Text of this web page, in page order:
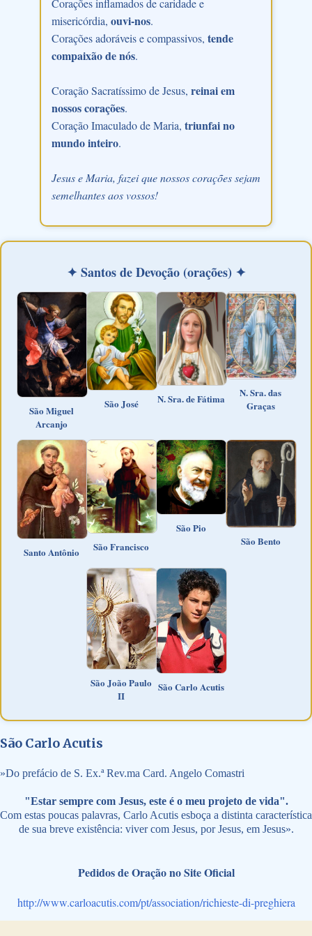
misericórdia, ouvi-nos.
Corações adoráveis e compassivos, tende
compaixão de nós.
Coração Sacratíssimo de Jesus, reinai em
nossos corações.
Coração Imaculado de Maria, triunfai no
mundo inteiro.
Jesus e Maria, fazei que nossos corações sejam
semelhantes aos vossos!
✦ Santos de Devoção (orações) ✦
São Miguel
Arcanjo
São José N. Sra. de Fátima
N. Sra. das
Graças
Santo Antônio São Francisco
São Pio
São Bento
São João Paulo
II
São Carlo Acutis
São Carlo Acutis
»Do prefácio de S. Ex.ª Rev.ma Card. Angelo Comastri
"Estar sempre com Jesus, este é o meu projeto de vida".
Com estas poucas palavras, Carlo Acutis esboça a distinta característica
de sua breve existência: viver com Jesus, por Jesus, em Jesus».
Pedidos de Oração no Site Oficial
http://www.carloacutis.com/pt/association/richieste-di-preghiera